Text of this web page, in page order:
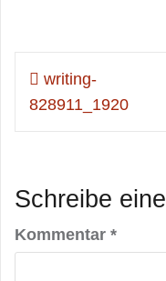
writing-
828911_1920
Schreibe
Kommentar *